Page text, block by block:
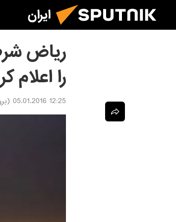
ایران
ریاض
را اعلام
12:25 05.01.2016